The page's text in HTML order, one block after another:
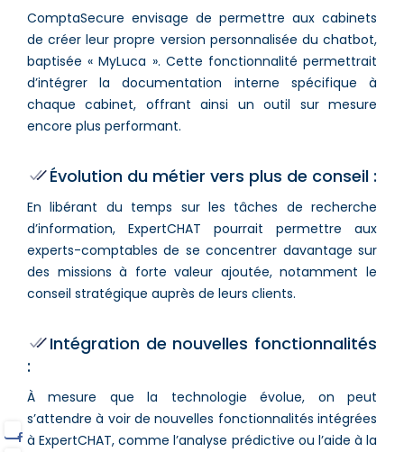
ComptaSecure envisage de permettre aux cabinets
de créer leur propre version personnalisée du chatbot,
baptisée « MyLuca ». Cette fonctionnalité permettrait
d’intégrer la documentation interne spécifique à
chaque cabinet, offrant ainsi un outil sur mesure
encore plus performant.
Évolution du métier vers plus de conseil :
En libérant du temps sur les tâches de recherche
d’information, ExpertCHAT pourrait permettre aux
experts-comptables de se concentrer davantage sur
des missions à forte valeur ajoutée, notamment le
conseil stratégique auprès de leurs clients.
Intégration de nouvelles fonctionnalités
:
À mesure que la technologie évolue, on peut
s’attendre à voir de nouvelles fonctionnalités intégrées
à ExpertCHAT, comme l’analyse prédictive ou l’aide à la